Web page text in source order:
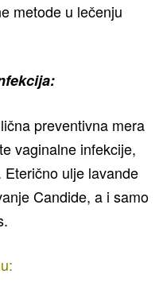
metode u lečenju
preventivna mera
vaginalne infekcije,
ulje lavande
Candide, a i samo